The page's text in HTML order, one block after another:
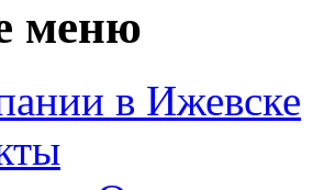
меню
в Ижевске